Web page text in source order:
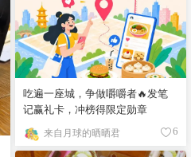
吃遍一座城，争做嚼嚼者🔥发笔
记赢礼卡，冲榜得限定勋章
来自月球的晒晒君 6